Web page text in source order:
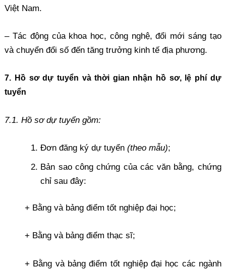
Việt Nam.
– Tác động của khoa học, công nghệ, đổi mới sáng tạo
và chuyển đổi số đến tăng trưởng kinh tế địa phương.
7. Hồ sơ dự tuyển và thời gian nhận hồ sơ, lệ phí dự
tuyển
7.1. Hồ sơ dự tuyển gồm:
Đơn đăng ký dự tuyển(theo mẫu);
Bản sao công chứng của các văn bằng, chứng
chỉ sau đây:
+ Bằng và bảng điểm tốt nghiệp đại học;
+ Bằng và bảng điểm thạc sĩ;
+ Bằng và bảng điểm tốt nghiệp đại học các ngành